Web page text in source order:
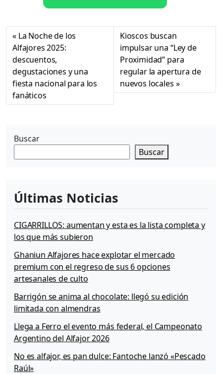
La Noche de los
Alfajores 2025:
descuentos,
degustaciones y una
fiesta nacional para los
fanáticos
Kioscos buscan
impulsar una “Ley de
Proximidad” para
regular la apertura de
nuevos locales
Buscar
Buscar
Últimas Noticias
CIGARRILLOS: aumentan y esta es la lista completa y
los que más subieron
Ghaniun Alfajores hace explotar el mercado
premium con el regreso de sus 6 opciones
artesanales de culto
Barrigón se anima al chocolate: llegó su edición
limitada con almendras
Llega a Ferro el evento más federal, el Campeonato
Argentino del Alfajor 2026
No es alfajor, es pan dulce: Fantoche lanzó «Pescado
Raúl»